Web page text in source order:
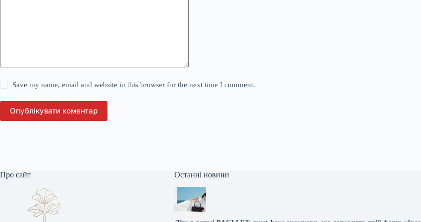
Save my name, email and website in this browser for the next time I comment.
Опублікувати коментар
Про сайт Останні новини